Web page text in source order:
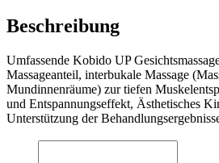
Beschreibung
Umfassende Kobido UP
Massageanteil, interbukale Massage
Mundinnenräume) zur tiefen
und Entspannungseffekt, Ästhetisches
Unterstützung der